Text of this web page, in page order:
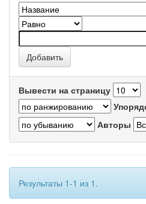
Вывести на страницу
Авторы
Результаты 1-1 из 1.